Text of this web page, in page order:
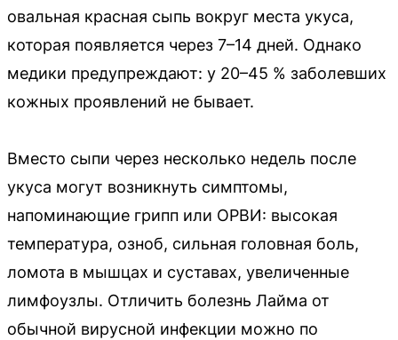
овальная красная сыпь вокруг места укуса,
которая появляется через 7–14 дней. Однако
медики предупреждают: у 20–45 % заболевших
кожных проявлений не бывает.
Вместо сыпи через несколько недель после
укуса могут возникнуть симптомы,
напоминающие грипп или ОРВИ: высокая
температура, озноб, сильная головная боль,
ломота в мышцах и суставах, увеличенные
лимфоузлы. Отличить болезнь Лайма от
обычной вирусной инфекции можно по